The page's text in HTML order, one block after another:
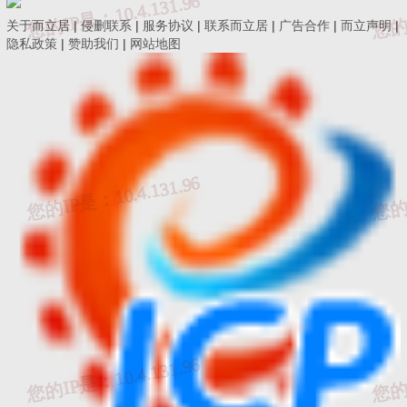
38、危险化学品室无通风排气设施。
39、未按照危险化学品进行管理。
十一、监督与变更问题
40、监督计划编制内容不准确。
41、管理评审缺少输出信息。
42、检验检测标准方法、人员、场地等信息发生变化未及时办
理变更。
十二、其他问题
关于而立居|侵删联系 | 服务协议 | 联系而立居 | 广告合作 | 而立声明|
隐私政策 | 赞助我们 | 网站地图